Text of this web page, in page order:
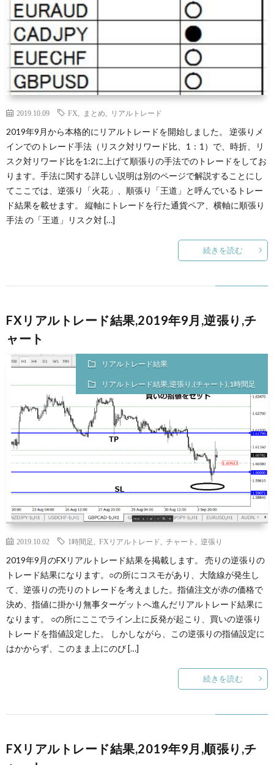
2019.10.09 FX まとめ リアルトレード
2019年9月から本格的にリアルトレードを開始しました。 逆張りメ
インでのトレード手法（リスク対リワード比、1：1）で、時折、リ
スク対リワード比を1:2に上げて順張りの手法でのトレードをしてお
ります。手法に関する詳しい説明は別のページで解説することにし
てここでは、逆張り「火花」、順張り「王道」と呼んでいるトレー
ド結果を載せます。 縦軸にトレードを行た通貨ペア、横軸に順張り
手法 の「王道」リスク対 […]
続きを読む
FXリアルトレード結果,2019年9月,逆張り,チ
ャート
リアルトレード結果
リアルトレード結果,逆張り,(チャート),1時間足
2019.10.02 1時間足 FXリアルトレード チャート 逆張り
2019年9月のFXリアルトレード結果を掲載します。 売りの逆張りの
トレード結果になります。○の所にコスモがあり、大陰線が発生し
て、逆張りの売りのトレードを考えました。指値注文が赤の価格で
決め、指値に掛かり無事ターゲットへ進んだリアルトレード結果に
なります。 ○の所にここでライン上に反発が起こり、買いの逆張り
トレードを指値設定した。 しかしながら、この逆張りの指値設定に
はかからず、このまま上にのび […]
続きを読む
FXリアルトレード結果,2019年9月,順張り,チ